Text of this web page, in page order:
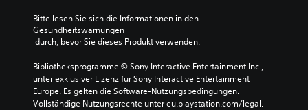
Bitte lesen Sie sich die Informationen in den
Gesundheitswarnungen
durch, bevor Sie dieses Produkt verwenden.
Bibliotheksprogramme © Sony Interactive Entertainment Inc.,
unter exklusiver Lizenz für Sony Interactive Entertainment
Europe. Es gelten die Software-Nutzungsbedingungen.
Vollständige Nutzungsrechte unter eu.playstation.com/legal.